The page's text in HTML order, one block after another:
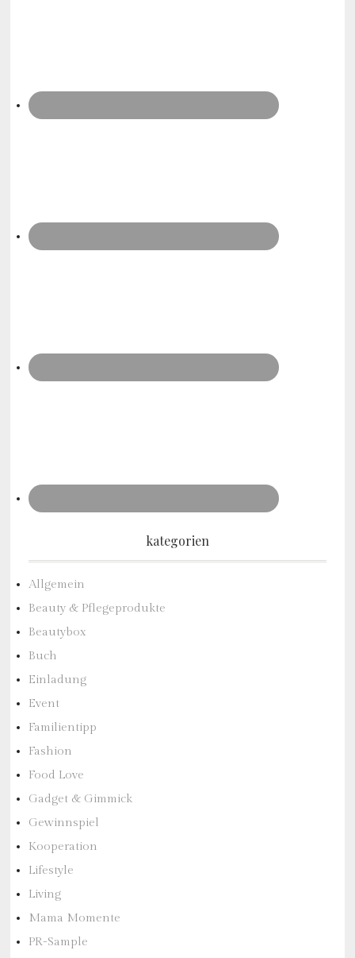
kategorien
Allgemein
Beauty & Pflegeprodukte
Beautybox
Buch
Einladung
Event
Familientipp
Fashion
Food Love
Gadget & Gimmick
Gewinnspiel
Kooperation
Lifestyle
Living
Mama Momente
PR-Sample